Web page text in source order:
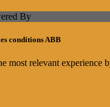
By
conditions ABB
most relevant